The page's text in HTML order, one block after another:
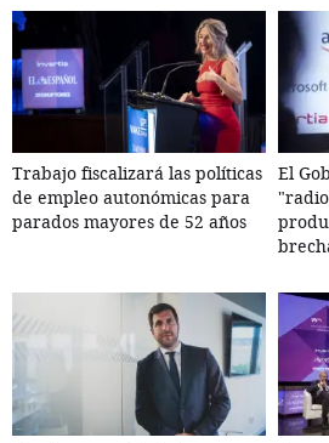
Trabajo fiscalizará las políticas
de empleo autonómicas para
parados mayores de 52 años
El